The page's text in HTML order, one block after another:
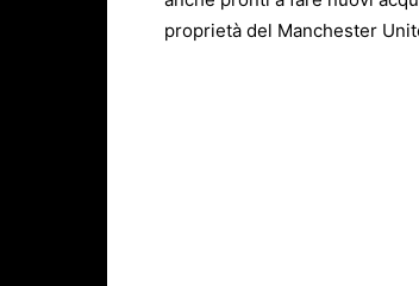
proprietà del Manchester